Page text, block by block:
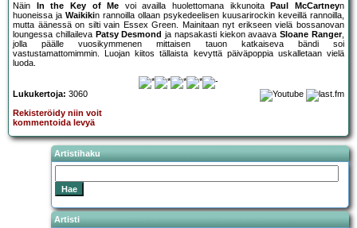
Näin
In the Key of Me voi availla huolettomana ikkunoita Paul McCartneyn
huoneissa ja Waikikin rannoilla ollaan psykedeelisen kuusarirockin keveillä rannoilla,
mutta äänessä on silti vain Essex Green. Mainitaan nyt erikseen vielä bossanovan
loungessa chillaileva Patsy Desmond ja napsakasti kiekon avaavaSloane Ranger,
jolla päälle vuosikymmenen mittaisen tauon katkaiseva bändi soi
vastustamattomimmin. Luojan kiitos tällaista kevyttä päiväpoppia uskalletaan vielä
luoda.
Lukukertoja: 3060
Rekisteröidy niin voit
kommentoida levyä
Artistihaku
Artisti